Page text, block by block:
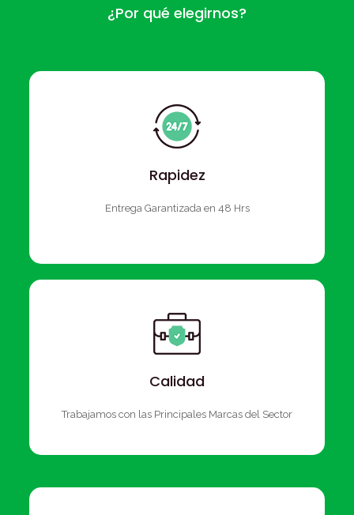
¿Por qué elegirnos?
Rapidez
Entrega Garantizada en 48 Hrs
Calidad
Trabajamos con las Principales Marcas del Sector